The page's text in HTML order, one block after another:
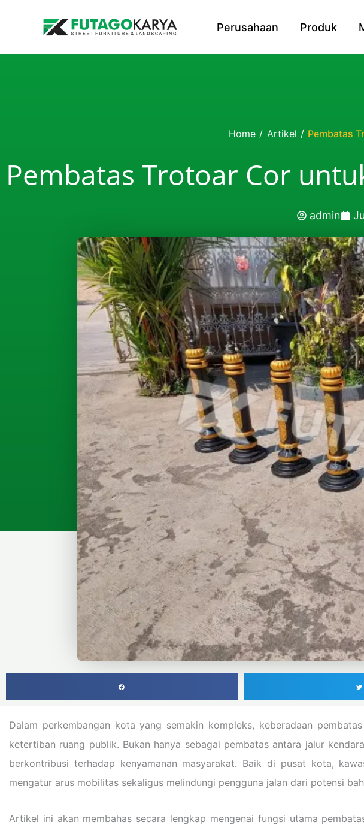
Perusahaan Produk
Home / Artikel / Pembatas
Pembatas Trotoar Cor
admin
Dalam perkembangan kota yang semakin kompleks, keberadaan
ketertiban ruang publik. Bukan hanya sebagai pembatas antara jalur
berkontribusi terhadap kenyamanan masyarakat. Baik di pusat kota,
mengatur arus mobilitas sekaligus melindungi pengguna jalan dari potensi
Artikel ini akan membahas secara lengkap mengenai fungsi utama